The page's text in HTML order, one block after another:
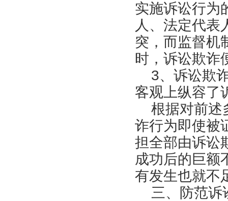
实施诉讼行为
人、法定代表
突，而监督机
时，诉讼欺诈
3、诉讼欺
客观上纵容了
根据对前述
诈行为即使被
担全部由诉讼
成功后的巨额
有发生也就不
三、防范诉